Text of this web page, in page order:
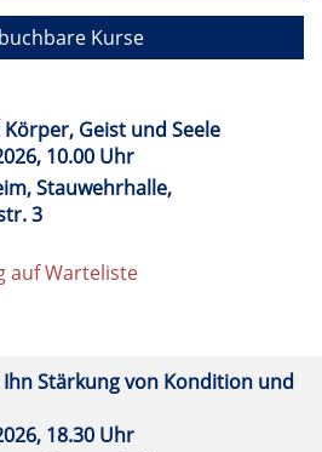
Kurse
Geist und Seele
10.00 Uhr
Stauwehrhalle,
3
auf Warteliste
Stärkung von Kondition und
18.30 Uhr